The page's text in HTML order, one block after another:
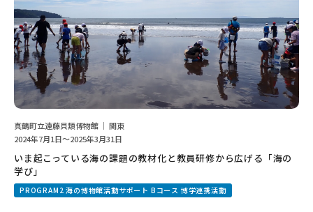
真鶴町立遠藤貝類博物館 ｜ 関東
2024年7月1日～2025年3月31日
いま起こっている海の課題の教材化と教員研修から広げる「海の
学び」
PROGRAM2 海の博物館活動サポート Bコース 博学連携活動